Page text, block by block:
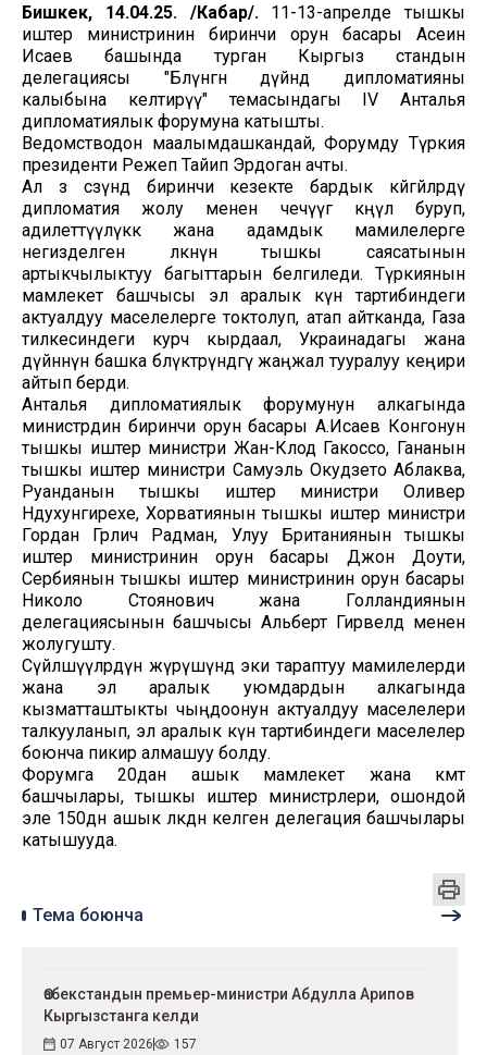
Бишкек, 14.04.25. /Кабар/. 11-13-апрелде тышкы
иштер министринин биринчи орун басары Асеин
Исаев башында турган Кыргыз стандын
делегациясы "Бөлүнгөн дүйнөдө дипломатияны
калыбына келтирүү" темасындагы IV Анталья
дипломатиялык форумуна катышты.
Ведомстводон маалымдашкандай, Форумду Түркия
президенти Режеп Тайип Эрдоган ачты.
Ал өз сөзүндө биринчи кезекте бардык көйгөйлөрдү
дипломатия жолу менен чечүүгө көңүл буруп,
адилеттүүлүккө жана адамдык мамилелерге
негизделген өлкөнүн тышкы саясатынын
артыкчылыктуу багыттарын белгиледи. Түркиянын
мамлекет башчысы эл аралык күн тартибиндеги
актуалдуу маселелерге токтолуп, атап айтканда, Газа
тилкесиндеги курч кырдаал, Украинадагы жана
дүйнөнүн башка бөлүктөрүндөгү жаңжал тууралуу кеңири
айтып берди.
Анталья дипломатиялык форумунун алкагында
министрдин биринчи орун басары А.Исаев Конгонун
тышкы иштер министри Жан-Клод Гакоссо, Гананын
тышкы иштер министри Самуэль Окудзето Аблаква,
Руанданын тышкы иштер министри Оливер
Ндухунгирехе, Хорватиянын тышкы иштер министри
Гордан Грлич Радман, Улуу Британиянын тышкы
иштер министринин орун басары Джон Доути,
Сербиянын тышкы иштер министринин орун басары
Николо Стоянович жана Голландиянын
делегациясынын башчысы Альберт Гирвелд менен
жолугушту.
Сүйлөшүүлөрдүн жүрүшүндө эки тараптуу мамилелерди
жана эл аралык уюмдардын алкагында
кызматташтыкты чыңдоонун актуалдуу маселелери
талкууланып, эл аралык күн тартибиндеги маселелер
боюнча пикир алмашуу болду.
Форумга 20дан ашык мамлекет жана өкмөт
башчылары, тышкы иштер министрлери, ошондой
эле 150дөн ашык өлкөдөн келген делегация башчылары
катышууда.
Тема боюнча
Өзбекстандын премьер-министри Абдулла Арипов
Кыргызстанга келди
07 Август 2026 157